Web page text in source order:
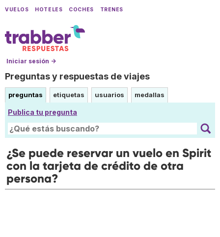
VUELOS HOTELES COCHES TRENES
Iniciar sesión →
Preguntas y respuestas de viajes
preguntas etiquetas usuarios medallas
Publica tu pregunta
¿Se puede reservar un vuelo en Spirit
con la tarjeta de crédito de otra
persona?